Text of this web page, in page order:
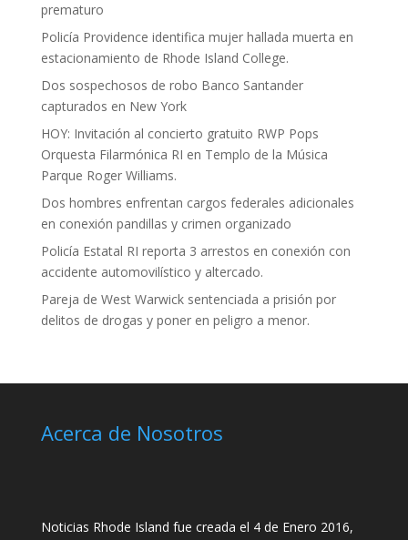
prematuro
Policía Providence identifica mujer hallada muerta en
estacionamiento de Rhode Island College.
Dos sospechosos de robo Banco Santander
capturados en New York
HOY: Invitación al concierto gratuito RWP Pops
Orquesta Filarmónica RI en Templo de la Música
Parque Roger Williams.
Dos hombres enfrentan cargos federales adicionales
en conexión pandillas y crimen organizado
Policía Estatal RI reporta 3 arrestos en conexión con
accidente automovilístico y altercado.
Pareja de West Warwick sentenciada a prisión por
delitos de drogas y poner en peligro a menor.
Acerca de Nosotros
Noticias Rhode Island fue creada el 4 de Enero 2016,